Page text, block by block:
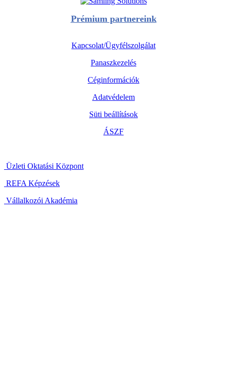
Prémium partnereink
Kapcsolat/Ügyfélszolgálat
Panaszkezelés
Céginformációk
Adatvédelem
Süti beállítások
ÁSZF
Üzleti Oktatási Központ
REFA Képzések
Vállalkozói Akadémia